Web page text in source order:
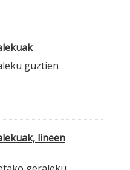
guztien
lineen